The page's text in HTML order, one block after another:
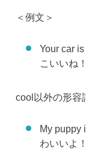
＜例文＞
Your car
こいいね！
cool以外の形容
My puppy
わいいよ！